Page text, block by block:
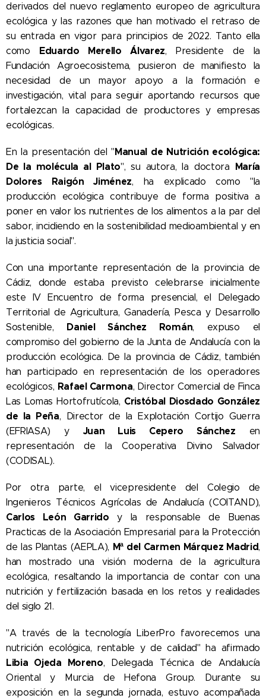
derivados del nuevo reglamento europeo de agricultura
ecológica y las razones que han motivado el retraso de
su entrada en vigor para principios de 2022. Tanto ella
como Eduardo Merello Álvarez, Presidente de la
Fundación Agroecosistema, pusieron de manifiesto la
necesidad de un mayor apoyo a la formación e
investigación, vital para seguir aportando recursos que
fortalezcan la capacidad de productores y empresas
ecológicas.
En la presentación del "Manual de Nutrición ecológica:
De la molécula al Plato", su autora, la doctora María
Dolores Raigón Jiménez, ha explicado como "la
producción ecológica contribuye de forma positiva a
poner en valor los nutrientes de los alimentos a la par del
sabor, incidiendo en la sostenibilidad medioambiental y en
la justicia social".
Con una importante representación de la provincia de
Cádiz, donde estaba previsto celebrarse inicialmente
este IV Encuentro de forma presencial, el Delegado
Territorial de Agricultura, Ganadería, Pesca y Desarrollo
Sostenible, Daniel Sánchez Román, expuso el
compromiso del gobierno de la Junta de Andalucía con la
producción ecológica. De la provincia de Cádiz, también
han participado en representación de los operadores
ecológicos, Rafael Carmona, Director Comercial de Finca
Las Lomas Hortofrutícola, Cristóbal Diosdado González
de la Peña, Director de la Explotación Cortijo Guerra
(EFRIASA) y Juan Luis Cepero Sánchez en
representación de la Cooperativa Divino Salvador
(CODISAL).
Por otra parte, el vicepresidente del Colegio de
Ingenieros Técnicos Agrícolas de Andalucía (COITAND),
Carlos León Garrido y la responsable de Buenas
Practicas de la Asociación Empresarial para la Protección
de las Plantas (AEPLA), Mª del Carmen Márquez Madrid,
han mostrado una visión moderna de la agricultura
ecológica, resaltando la importancia de contar con una
nutrición y fertilización basada en los retos y realidades
del siglo 21.
"A través de la tecnología LiberPro favorecemos una
nutrición ecológica, rentable y de calidad" ha afirmado
Libia Ojeda Moreno, Delegada Técnica de Andalucía
Oriental y Murcia de Hefona Group. Durante su
exposición en la segunda jornada, estuvo acompañada